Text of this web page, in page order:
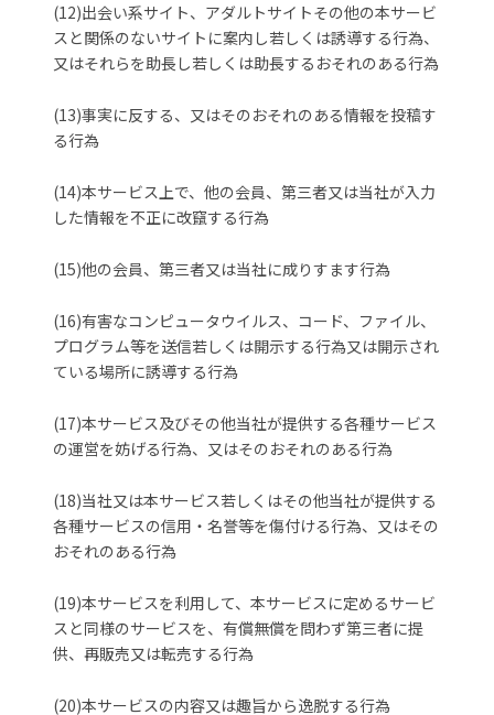
(12)出会い系サイト、アダルトサイトその他の本サービ
スと関係のないサイトに案内し若しくは誘導する行為、
又はそれらを助長し若しくは助長するおそれのある行為
(13)事実に反する、又はそのおそれのある情報を投稿す
る行為
(14)本サービス上で、他の会員、第三者又は当社が入力
した情報を不正に改竄する行為
(15)他の会員、第三者又は当社に成りすます行為
(16)有害なコンピュータウイルス、コード、ファイル、
プログラム等を送信若しくは開示する行為又は開示され
ている場所に誘導する行為
(17)本サービス及びその他当社が提供する各種サービス
の運営を妨げる行為、又はそのおそれのある行為
(18)当社又は本サービス若しくはその他当社が提供する
各種サービスの信用・名誉等を傷付ける行為、又はその
おそれのある行為
(19)本サービスを利用して、本サービスに定めるサービ
スと同様のサービスを、有償無償を問わず第三者に提
供、再販売又は転売する行為
(20)本サービスの内容又は趣旨から逸脱する行為